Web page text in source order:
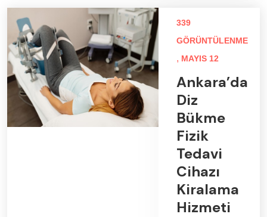
339
GÖRÜNTÜLENME
, MAYIS 12
Ankara’da
Diz
Bükme
Fizik
Tedavi
Cihazı
Kiralama
Hizmeti